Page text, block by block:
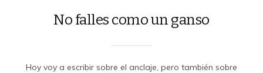
No falles como un ganso
Hoy voy a escribir sobre el anclaje, pero también sobre